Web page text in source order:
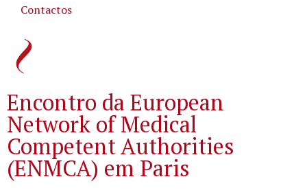
Contactos
Encontro da European
Network of Medical
Competent Authorities
(ENMCA) em Paris